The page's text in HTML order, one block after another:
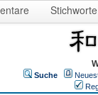
Stichworte
Suche